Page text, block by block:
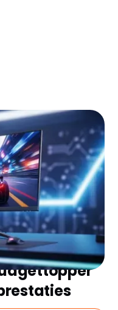
eindeloos te
van 2026
plus- en
snel welke het
monitor